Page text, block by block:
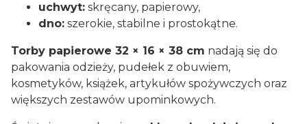
uchwyt: skręcany, papierowy,
dno: szerokie, stabilne i prostokątne.
Torby papierowe 32 × 16 × 38 cm nadają się do
pakowania odzieży, pudełek z obuwiem,
kosmetyków, książek, artykułów spożywczych oraz
większych zestawów upominkowych.